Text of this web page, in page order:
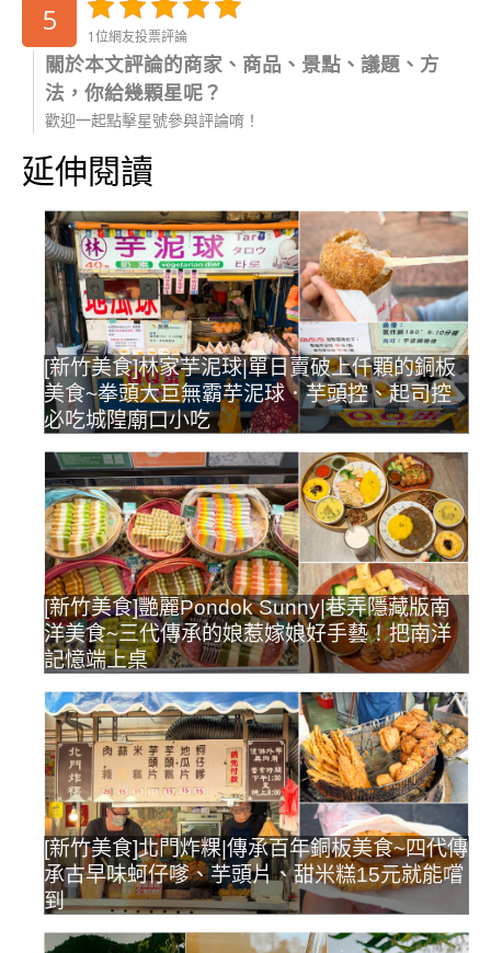
5 1位網友投票評論
關於本文評論的商家、商品、景點、議題、方
法，你給幾顆星呢？
歡迎一起點擊星號參與評論唷！
延伸閱讀
[新竹美食]林家芋泥球|單日賣破上仟顆的銅板
美食~拳頭大巨無霸芋泥球．芋頭控、起司控
必吃城隍廟口小吃
[新竹美食]艷麗Pondok Sunny|巷弄隱藏版南
洋美食~三代傳承的娘惹嫁娘好手藝！把南洋
記憶端上桌
[新竹美食]北門炸粿|傳承百年銅板美食~四代傳
承古早味蚵仔嗲、芋頭片、甜米糕15元就能嚐
到